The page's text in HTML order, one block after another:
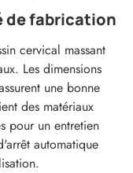
de fabrication
cervical massant
Les dimensions
une bonne
des matériaux
pour un entretien
automatique